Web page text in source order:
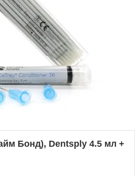
Бонд), Dentsply 4.5 мл +